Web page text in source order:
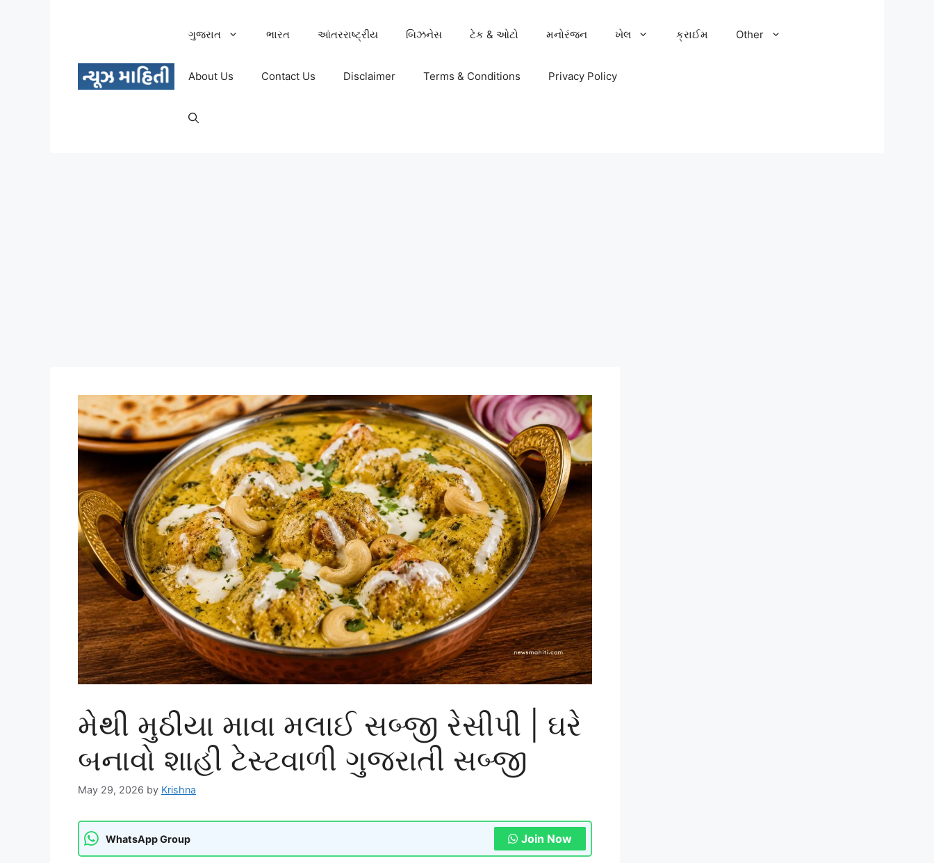
ગુજરાત ભારત આંતરરાષ્ટ્રીય બિઝનેસ ટેક & ઓટો મનોરંજન ખેલ ક્રાઈમ Other
About Us Contact Us Disclaimer Terms & Conditions Privacy Policy
મેથી મુઠીયા માવા મલાઈ સબ્જી રેસીપી | ઘરે
બનાવો શાહી ટેસ્ટવાળી ગુજરાતી સબ્જી
May 29, 2026 by Krishna
WhatsApp Group Join Now